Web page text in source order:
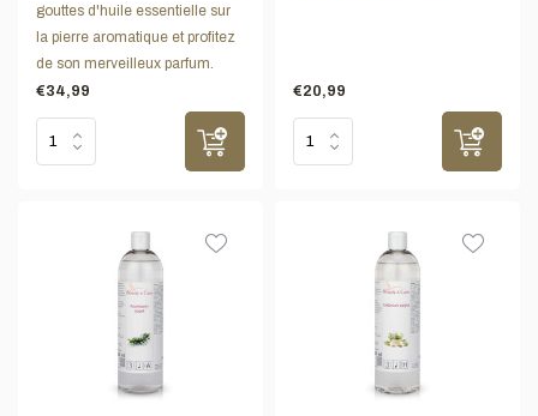
gouttes d'huile essentielle sur
la pierre aromatique et profitez
de son merveilleux parfum.
€34,99
€20,99